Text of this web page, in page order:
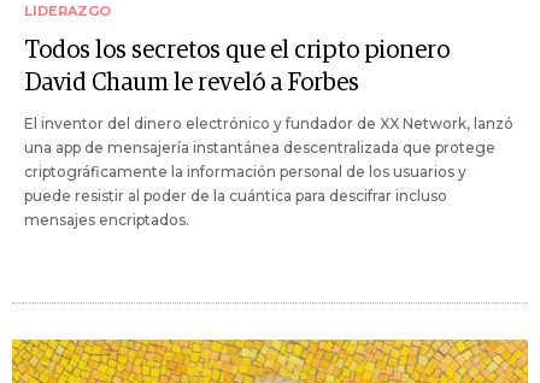
LIDERAZGO
Todos los secretos que el cripto pionero
David Chaum le reveló a Forbes
El inventor del dinero electrónico y fundador de XX Network, lanzó
una app de mensajería instantánea descentralizada que protege
criptográficamente la información personal de los usuarios y
puede resistir al poder de la cuántica para descifrar incluso
mensajes encriptados.